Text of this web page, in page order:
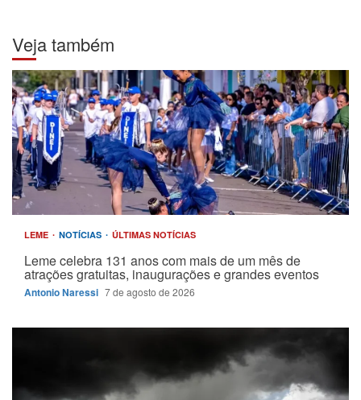
Veja também
LEME NOTÍCIAS ÚLTIMAS NOTÍCIAS
Leme celebra 131 anos com mais de um mês de
atrações gratuitas, inaugurações e grandes eventos
Antonio Naressi 7 de agosto de 2026